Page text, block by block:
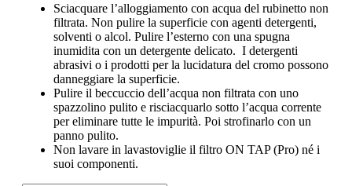
Sciacquare l’alloggiamento con acqua del rubinetto non
filtrata. Non pulire la superficie con agenti detergenti,
solventi o alcol. Pulire l’esterno con una spugna
inumidita con un detergente delicato. I detergenti
abrasivi o i prodotti per la lucidatura del cromo possono
danneggiare la superficie.
Pulire il beccuccio dell’acqua non filtrata con uno
spazzolino pulito e risciacquarlo sotto l’acqua corrente
per eliminare tutte le impurità. Poi strofinarlo con un
panno pulito.
Non lavare in lavastoviglie il filtro ON TAP (Pro) né i
suoi componenti.